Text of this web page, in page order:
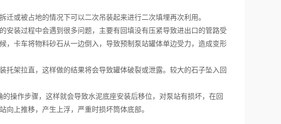
或被占地的情况下可以二次吊装起来进行二次填埋再次利用。
装过程中会遇到很多问题，主要有回填没有压紧导致进出口的管路受
，卡车将物料砂石从一边倒入，导致预制泵站罐体单边受力，造成变形
托架拉直，这样做的结果将会导致罐体破裂或泄露。较大的石子坠入回
作步骤，这样就会导致水泥底座安装后移位，对泵站有损坏，在回
上推移，产生上浮，严重时损坏筒体底部。